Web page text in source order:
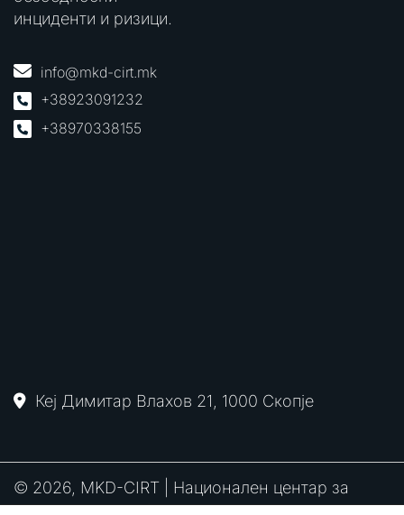
инциденти и ризици.
info@mkd-cirt.mk
+38923091232
+38970338155
Кеј Димитар Влахов 21, 1000 Скопје
© 2026, MKD-CIRT | Национален центар за
одговор на компјутерски инциденти